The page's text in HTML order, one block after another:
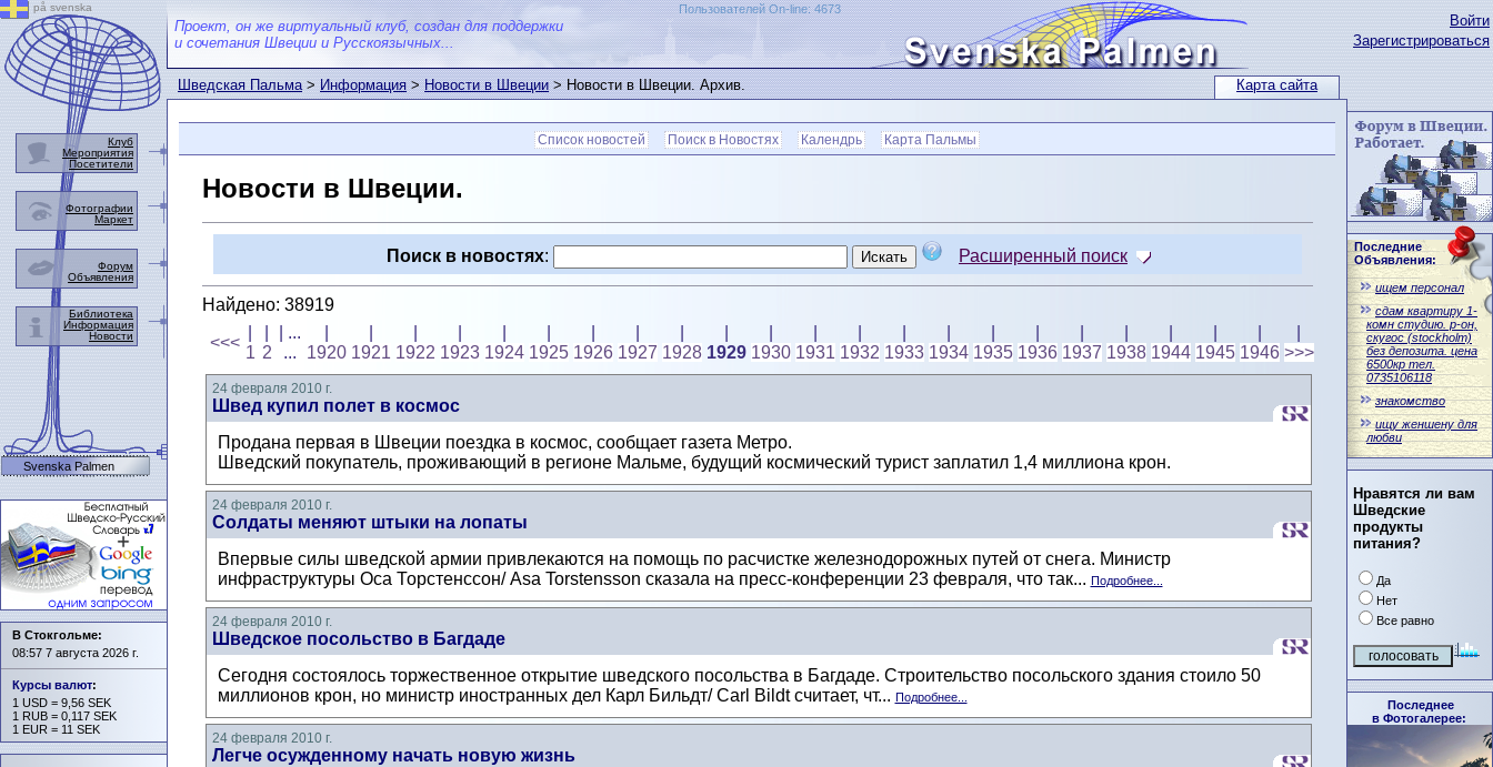
Карта сайта
Войти
Зарегистрироваться
Последние
Объявления:
ищем персонал
сдам квартиру 1-
комн студию. р-он,
скугос (stockholm)
без депозита. цена
6500кр тел.
0735106118
знакомство
ищу женшену для
любви
Нравятся ли вам
Шведские
продукты
питания?
Да
Нет
Все равно
Последнее
в Фотогалерее:
Проект, он же виртуальный клуб, создан для поддержки
и сочетания Швеции и Русскоязычных...
Пользователей On-line: 4673
Шведская Пальма>Информация>Новости в Швеции> Новости в Швеции. Архив.
Список новостей Поиск в Новостях Календрь Карта Пальмы
Новости в Швеции.
Поиск в новостях: Расширенный поиск
Найдено: 38919
<<<
1 2
| ...
...
1920 1921 1922 1923 1924 1925 1926 1927 1928 1929 1930 1931 1932 1933 1934 1935 1936 1937 1938 1944 1945 1946 >>>
24 февраля 2010 г.
Швед купил полет в космос
Продана первая в Швеции поездка в космос, сообщает газета Метро.
Шведский покупатель, проживающий в регионе Мальме, будущий космический турист заплатил 1,4 миллиона крон.
24 февраля 2010 г.
Солдаты меняют штыки на лопаты
Впервые силы шведской армии привлекаются на помощь по расчистке железнодорожных путей от снега. Министр
инфраструктуры Оса Торстенссон/ Asa Torstensson сказала на пресс-конференции 23 февраля, что так... Подробнее...
24 февраля 2010 г.
Шведское посольство в Багдаде
Сегодня состоялось торжественное открытие шведского посольства в Багдаде. Строительство посольского здания стоило 50
миллионов крон, но министр иностранных дел Карл Бильдт/ Carl Bildt считает, чт... Подробнее...
24 февраля 2010 г.
Легче осужденному начать новую жизнь
på svenska
Клуб
Мероприятия
Посетители
Фотографии
Маркет
Форум
Объявления
Библиотека
Информация
Новости
Svenska Palmen
В Стокгольме:
08:57 7 августа 2026 г.
Курсы валют:
1 USD = 9,56 SEK
1 RUB = 0,117 SEK
1 EUR = 11 SEK